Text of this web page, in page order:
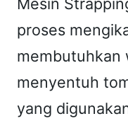
proses
membutuhkan
menyentuh
yang